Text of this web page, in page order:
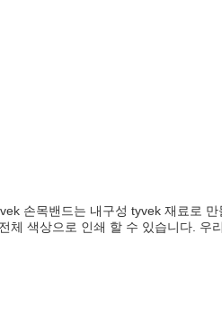
손목밴드는 내구성 tyvek 재료로 만
체 색상으로 인쇄 할 수 있습니다. 우